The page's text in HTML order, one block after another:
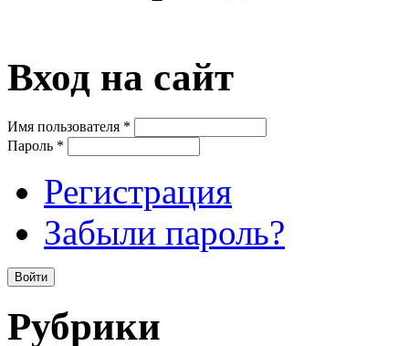
Вход на сайт
Имя пользователя *
Пароль *
Регистрация
Забыли пароль?
Рубрики